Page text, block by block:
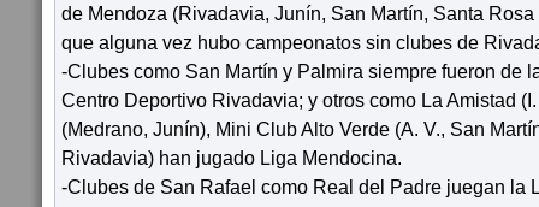
de Mendoza (Rivadavia, Junín, San Martín, Santa
que alguna vez hubo campeonatos sin clubes de
-Clubes como San Martín y Palmira siempre fueron de
Centro Deportivo Rivadavia; y otros como La Amistad
(Medrano, Junín), Mini Club Alto Verde (A. V., San
Rivadavia) han jugado Liga Mendocina.
-Clubes de San Rafael como Real del Padre juegan la